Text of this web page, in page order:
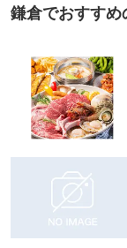
鎌倉でおすすめ